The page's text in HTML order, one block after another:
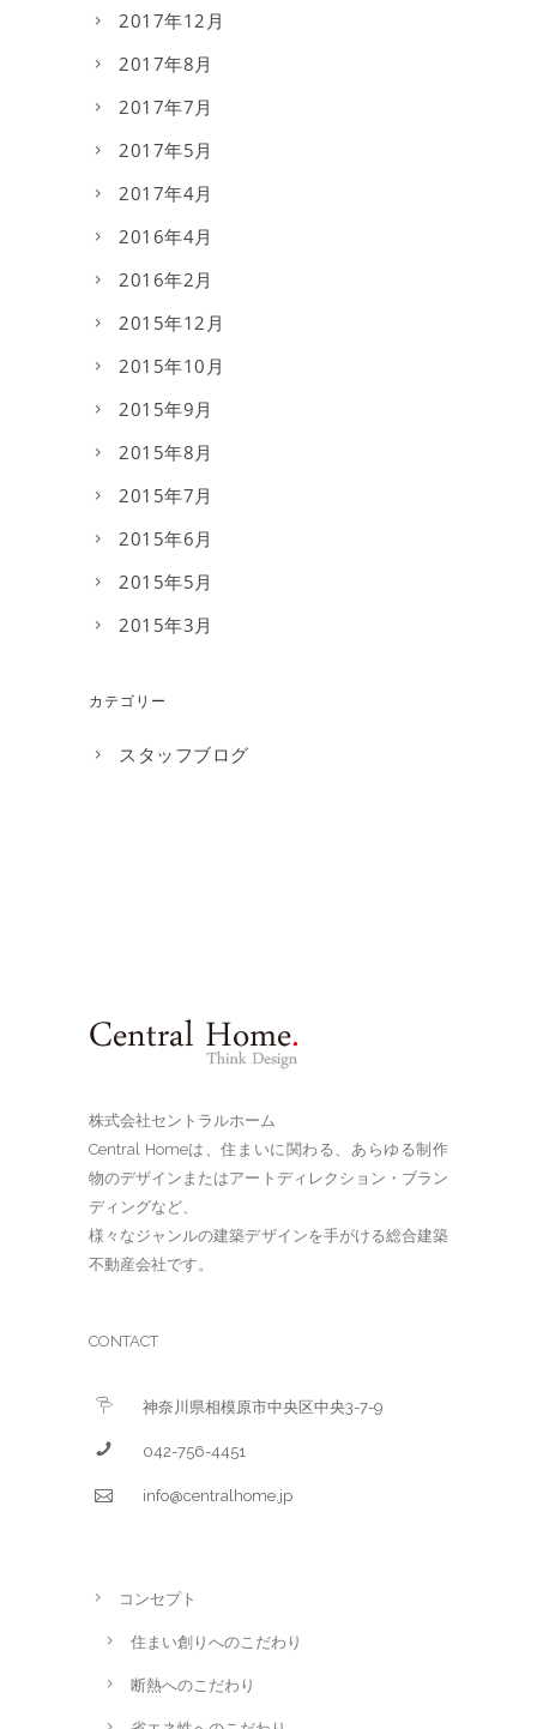
2017年12月
2017年8月
2017年7月
2017年5月
2017年4月
2016年4月
2016年2月
2015年12月
2015年10月
2015年9月
2015年8月
2015年7月
2015年6月
2015年5月
2015年3月
カテゴリー
スタッフブログ
株式会社セントラルホーム
Central Homeは、住まいに関わる、あらゆる制作
物のデザインまたはアートディレクション・ブラン
ディングなど、
様々なジャンルの建築デザインを手がける総合建築
不動産会社です。
CONTACT
神奈川県相模原市中央区中央3-7-9
042-756-4451
info@centralhome.jp
コンセプト
住まい創りへのこだわり
断熱へのこだわり